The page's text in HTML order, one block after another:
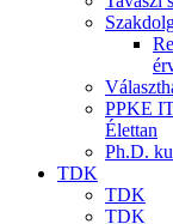
PPKE
Élettan
Ph.D.
TDK
TDK
TDK